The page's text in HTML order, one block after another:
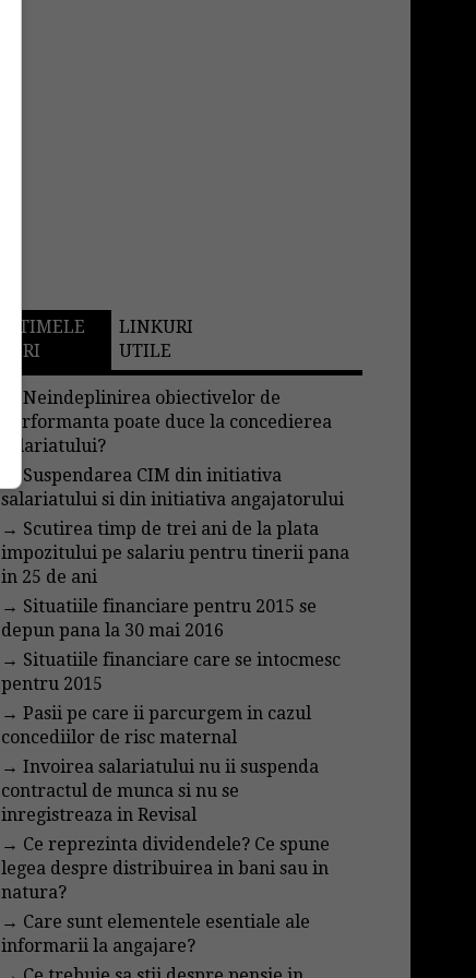
ULTIMELE
STIRI
LINKURI
UTILE
→Neindeplinirea obiectivelor de
performanta poate duce la concedierea
salariatului?
Suspendarea CIM din initiativa
salariatului si din initiativa angajatorului
→ Scutirea timp de trei ani de la plata
impozitului pe salariu pentru tinerii pana
in 25 de ani
→ Situatiile financiare pentru 2015 se
depun pana la 30 mai 2016
→ Situatiile financiare care se intocmesc
pentru 2015
→Pasii pe care ii parcurgem in cazul
concediilor de risc maternal
→Invoirea salariatului nu ii suspenda
contractul de munca si nu se
inregistreaza in Revisal
→ Ce reprezinta dividendele? Ce spune
legea despre distribuirea in bani sau in
natura?
→ Care sunt elementele esentiale ale
informarii la angajare?